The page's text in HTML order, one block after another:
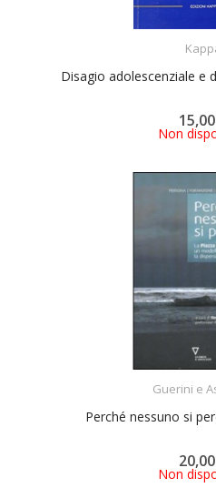
Disagio adolescenziale e
Non
Guerini e
Perché nessuno si
Non